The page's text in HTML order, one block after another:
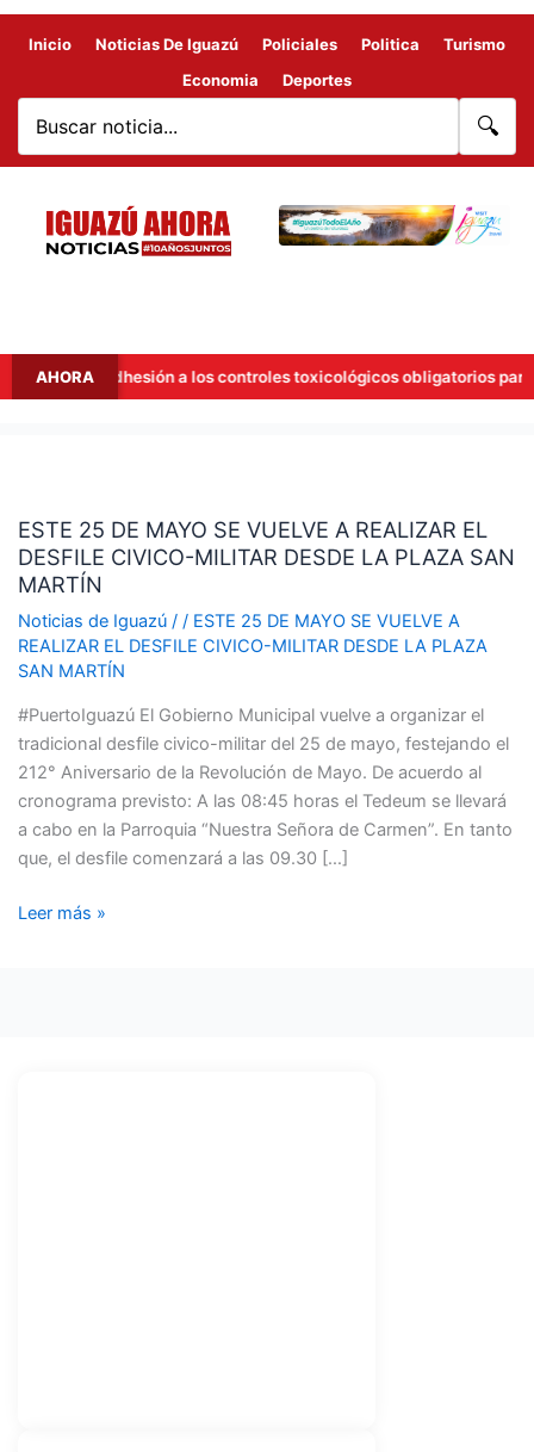
Inicio Noticias De Iguazú Policiales Politica
Turismo
Economia
Deportes
🔍
AHORA
la adhesión a los controles toxicológicos obligatorios para
ESTE 25 DE MAYO SE VUELVE A REALIZAR EL
DESFILE CIVICO-MILITAR DESDE LA PLAZA SAN
MARTÍN
Noticias de Iguazú/ / ESTE 25 DE MAYO SE VUELVE A
REALIZAR EL DESFILE CIVICO-MILITAR DESDE LA PLAZA
SAN MARTÍN
#PuertoIguazú El Gobierno Municipal vuelve a organizar el
tradicional desfile civico-militar del 25 de mayo, festejando el
212° Aniversario de la Revolución de Mayo. De acuerdo al
cronograma previsto: A las 08:45 horas el Tedeum se llevará
a cabo en la Parroquia “Nuestra Señora de Carmen”. En tanto
que, el desfile comenzará a las 09.30 […]
DE
MAYO
SE
VUELVE
A
REALIZAR
EL
DESFILE
CIVICO-
DESDE
PLAZA
SAN
Leer más »